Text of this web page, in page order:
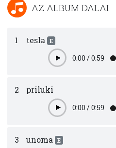
AZ ALBUM DALAI
1 tesla E
Play0:00 /0:59
2 priluki
Play0:00 /0:59
3 unoma E